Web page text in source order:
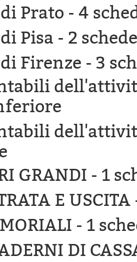
Prato - 4
Pisa - 2
Firenze - 3
GRANDI - 1
E
- 1
DI